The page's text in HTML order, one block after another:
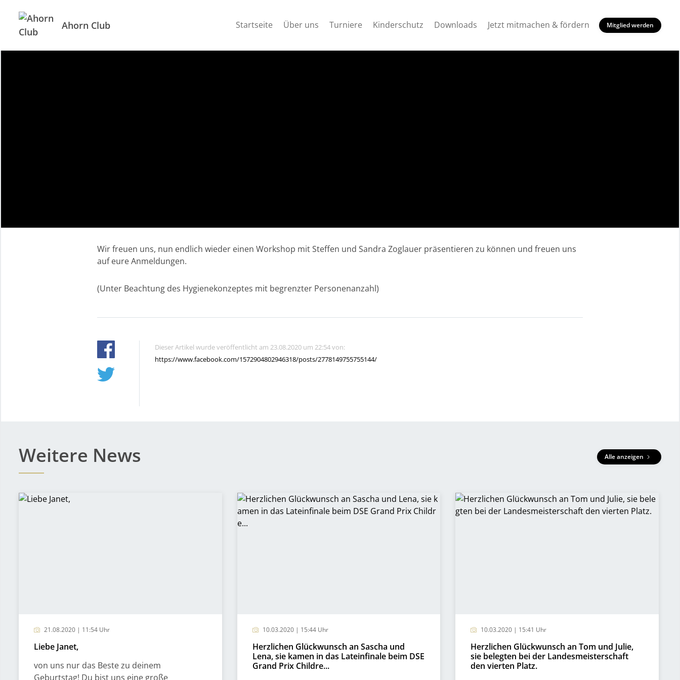
Ahorn Club Startseite Über uns Turniere Kinderschutz Downloads Jetzt mitmachen & fördern Mitglied werden
Wir freuen uns, nun endlich wieder einen Workshop mit Steffen und Sandra Zoglauer präsentieren zu können und freuen uns
auf eure Anmeldungen.
(Unter Beachtung des Hygienekonzeptes mit begrenzter Personenanzahl)
Dieser Artikel wurde veröffentlicht am 23.08.2020 um 22:54 von:
https://www.facebook.com/1572904802946318/posts/2778149755755144/
Weitere News Alle anzeigen
21.08.2020 | 11:54 Uhr
Liebe Janet,
von uns nur das Beste zu deinem
Geburtstag! Du bist uns eine große
10.03.2020 | 15:44 Uhr
Herzlichen Glückwunsch an Sascha und
Lena, sie kamen in das Lateinfinale beim DSE
Grand Prix Childre...
10.03.2020 | 15:41 Uhr
Herzlichen Glückwunsch an Tom und Julie,
sie belegten bei der Landesmeisterschaft
den vierten Platz.